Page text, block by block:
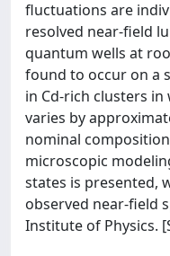
fluctuations are
resolved near-field
quantum wells at
found to occur on a
in Cd-rich clusters
varies by
nominal
microscopic
states is presented,
observed near-field
Institute of Physics.